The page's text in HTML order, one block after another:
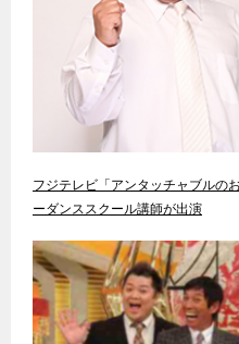
フジテレビ「アンタッチャブルの
ーダンススクール講師が出演